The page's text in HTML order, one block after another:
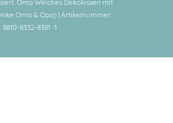
Oma Weiches Dekokissen mit
Oma & Opa) | Artikelnummer:
8810-8332-8381 -1